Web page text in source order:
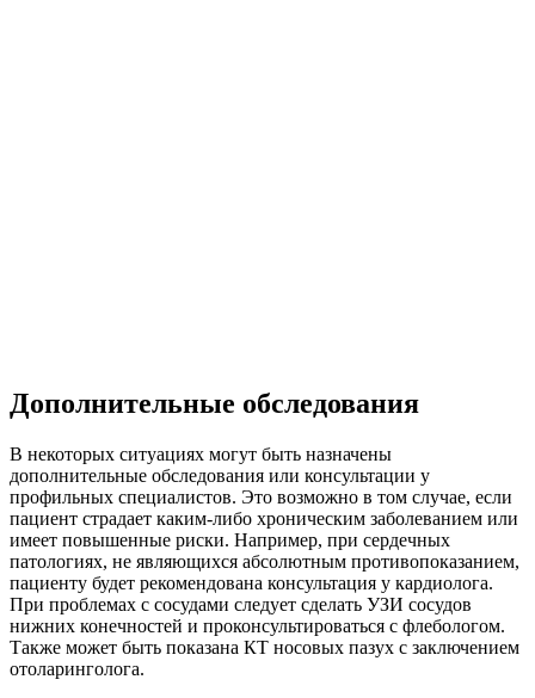
Дополнительные обследования
В некоторых ситуациях могут быть назначены
дополнительные обследования или консультации у
профильных специалистов. Это возможно в том случае, если
пациент страдает каким-либо хроническим заболеванием или
имеет повышенные риски. Например, при сердечных
патологиях, не являющихся абсолютным противопоказанием,
пациенту будет рекомендована консультация у кардиолога.
При проблемах с сосудами следует сделать УЗИ сосудов
нижних конечностей и проконсультироваться с флебологом.
Также может быть показана КТ носовых пазух с заключением
отоларинголога.